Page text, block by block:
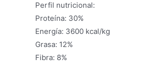
Perfil nutricional:
Proteína: 30%
Energía: 3600 kcal/kg
Grasa: 12%
Fibra: 8%